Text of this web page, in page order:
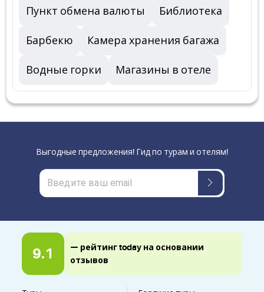
Пункт обмена валюты Библиотека
Барбекю Камера хранения багажа
Водные горки Магазины в отеле
9.1
— рейтинг today на основании
отзывов
Выгодные предложения! Гид по турам и отелям!